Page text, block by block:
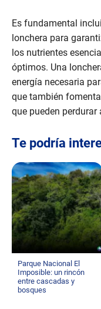
Es fundamental
lonchera para
los nutrientes
óptimos. Una
energía necesaria
que también
que pueden
Te podría
Parque Nacional El
Imposible: un rincón
entre cascadas y
bosques